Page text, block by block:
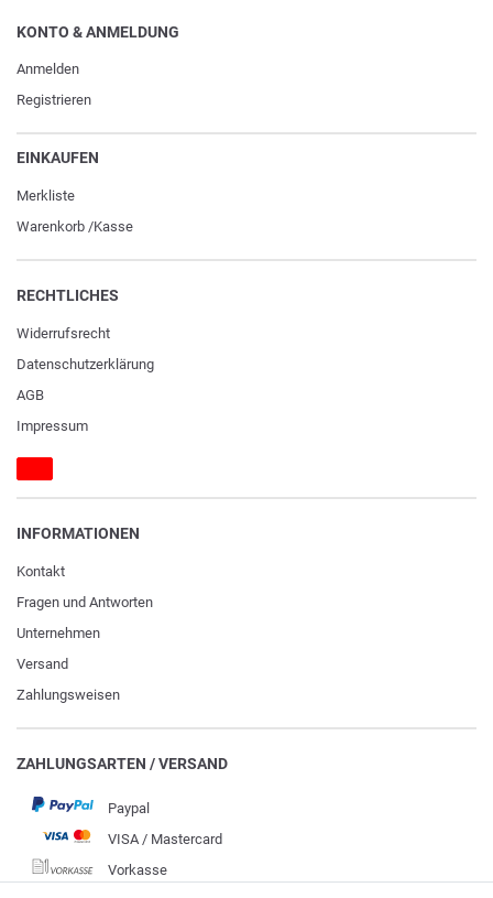
KONTO & ANMELDUNG
Anmelden
Registrieren
EINKAUFEN
Merkliste
Warenkorb /Kasse
RECHTLICHES
Widerrufs­recht
Daten­schutz­erklärung
AGB
Impressum
INFORMATIONEN
Kontakt
Fragen und Antworten
Unternehmen
Versand
Zahlungsweisen
ZAHLUNGSARTEN / VERSAND
Paypal
VISA / Mastercard
Vorkasse